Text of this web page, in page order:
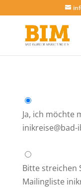
Ja, ich möchte
Bitte streichen
Mailingliste